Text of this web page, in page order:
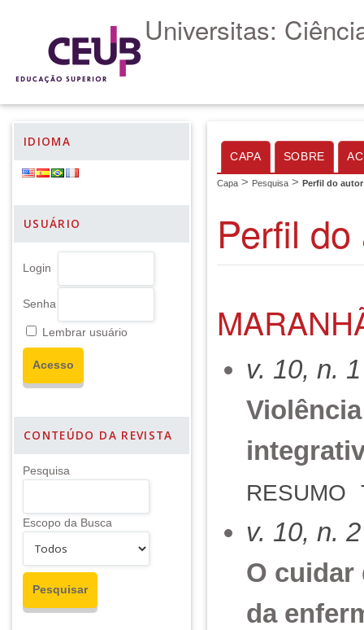
Universitas:
IDIOMA
USUÁRIO
Login
Senha
Lembrar usuário
CONTEÚDO DA REVISTA
Pesquisa
Escopo da Busca
CAPA SOBRE
Capa > Pesquisa > Perfil do autor
Perfil
v. 10, n.
RESUMO
v. 10, n.
O cuidar
da